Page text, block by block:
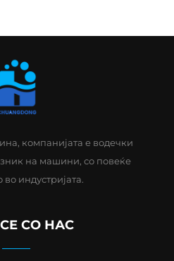
компанијата е водечки
на машини, со повеќе
во индустријата.
СО НАС